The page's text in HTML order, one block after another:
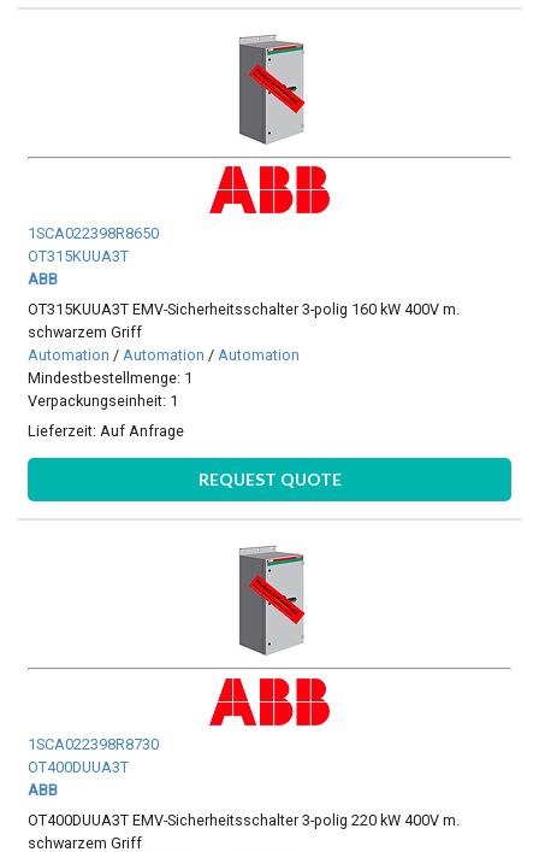
1SCA022398R8650
OT315KUUA3T
ABB
OT315KUUA3T EMV-Sicherheitsschalter 3-polig 160 kW 400V m.
schwarzem Griff
Automation / Automation / Automation
Mindestbestellmenge: 1
Verpackungseinheit: 1
Lieferzeit:Auf Anfrage
REQUEST QUOTE
1SCA022398R8730
OT400DUUA3T
ABB
OT400DUUA3T EMV-Sicherheitsschalter 3-polig 220 kW 400V m.
schwarzem Griff